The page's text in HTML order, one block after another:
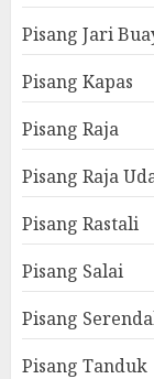
Pisang Jari
Pisang Kapas
Pisang Raja
Pisang Raja
Pisang Rastali
Pisang Salai
Pisang
Pisang Tanduk